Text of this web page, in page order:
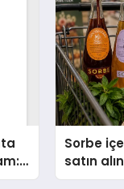
Sorbe
satın